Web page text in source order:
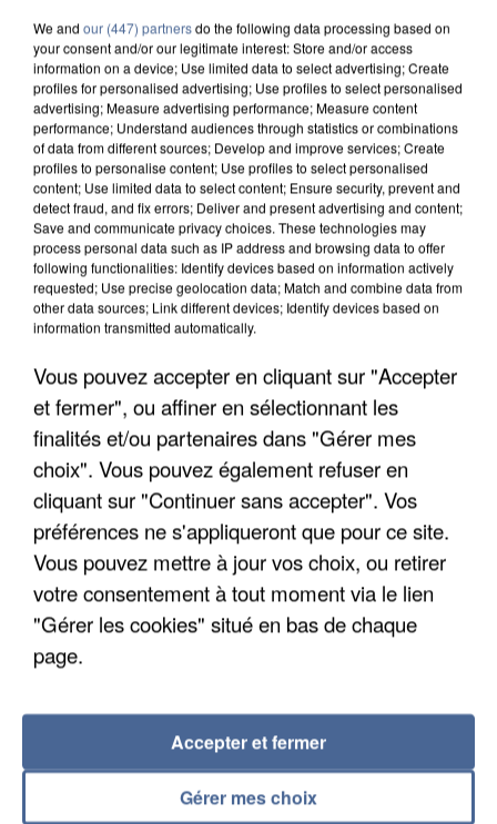
MAFIA INTERPELLÉ EN ALGÉRIE
UN SECOND CADRE DE LA DZ MAFIA
INTERPELLÉ EN ALGÉRIE
We and our (447) partnersdo the following data processing based on
your consent and/or our legitimate interest: Store and/or access
information on a device; Use limited data to select advertising; Create
profiles for personalised advertising; Use profiles to select personalised
advertising; Measure advertising performance; Measure content
performance; Understand audiences through statistics or combinations
of data from different sources; Develop and improve services; Create
profiles to personalise content; Use profiles to select personalised
content; Use limited data to select content; Ensure security, prevent and
detect fraud, and fix errors; Deliver and present advertising and content;
Save and communicate privacy choices. These technologies may
process personal data such as IP address and browsing data to offer
following functionalities: Identify devices based on information actively
requested; Use precise geolocation data; Match and combine data from
other data sources; Link different devices; Identify devices based on
information transmitted automatically.
Vous pouvez accepter en cliquant sur "Accepter
et fermer", ou affiner en sélectionnant les
finalités et/ou partenaires dans "Gérer mes
choix". Vous pouvez également refuser en
cliquant sur "Continuer sans accepter". Vos
préférences ne s'appliqueront que pour ce site.
Vous pouvez mettre à jour vos choix, ou retirer
votre consentement à tout moment via le lien
"Gérer les cookies" situé en bas de chaque
page.
Gérer mes choix
Accepter et fermer